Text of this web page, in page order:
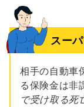
スー
相手の自動車
る保険金は非
で受け取る死